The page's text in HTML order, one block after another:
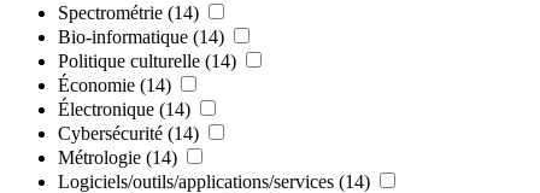
Spectrométrie (14)
Bio-informatique (14)
Politique culturelle (14)
Économie (14)
Électronique (14)
Cybersécurité (14)
Métrologie (14)
Logiciels/outils/applications/services (14)